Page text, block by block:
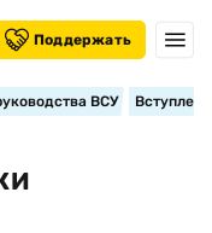
Поддержать
ВСУ